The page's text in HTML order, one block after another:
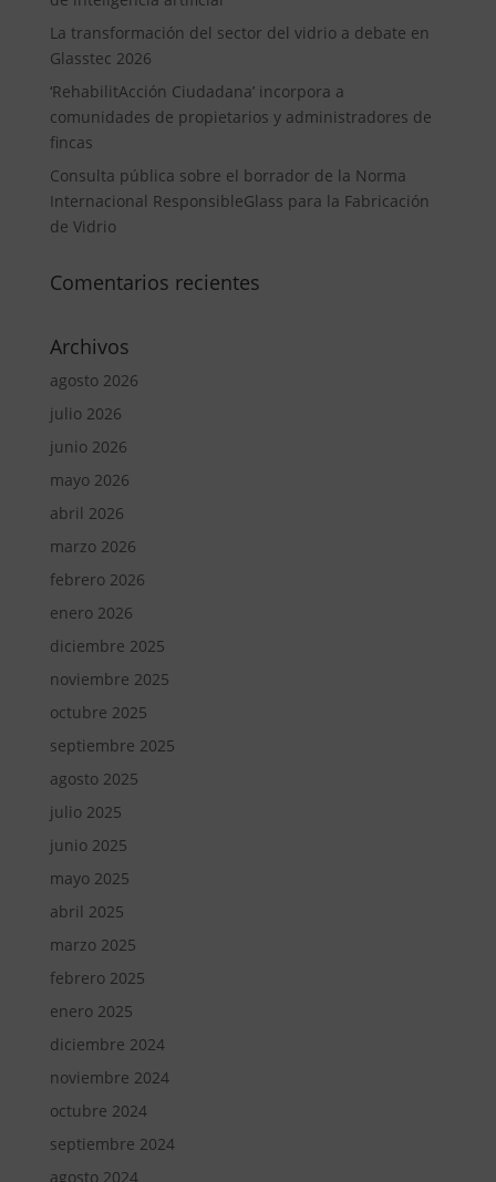
La transformación del sector del vidrio a debate en
Glasstec 2026
‘RehabilitAcción Ciudadana’ incorpora a
comunidades de propietarios y administradores de
fincas
Consulta pública sobre el borrador de la Norma
Internacional ResponsibleGlass para la Fabricación
de Vidrio
Comentarios recientes
Archivos
agosto 2026
julio 2026
junio 2026
mayo 2026
abril 2026
marzo 2026
febrero 2026
enero 2026
diciembre 2025
noviembre 2025
octubre 2025
septiembre 2025
agosto 2025
julio 2025
junio 2025
mayo 2025
abril 2025
marzo 2025
febrero 2025
enero 2025
diciembre 2024
noviembre 2024
octubre 2024
septiembre 2024
agosto 2024